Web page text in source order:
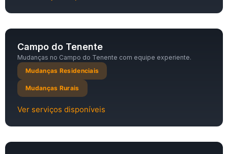
Campo do Tenente
Mudanças no Campo do Tenente com equipe experiente.
Mudanças Residenciais
Mudanças Rurais
Ver serviços disponíveis